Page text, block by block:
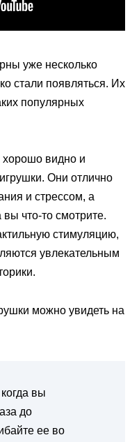
уже несколько
стали появляться. Их
популярных
хорошо видно и
Они отлично
и стрессом, а
вы что-то смотрите.
стимуляцию,
увлекательным
можно увидеть на
вы
до
ее во